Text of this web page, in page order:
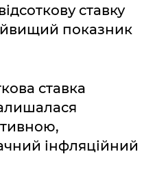
ставку
показник
ставка
інфляційний